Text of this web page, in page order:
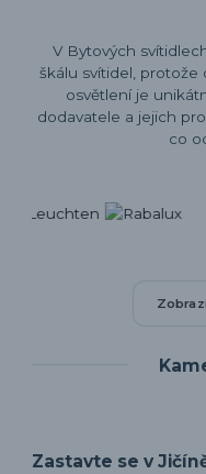
V Bytových
škálu svítidel,
osvětlení je
dodavatele a jejich
co
Zastavte se v